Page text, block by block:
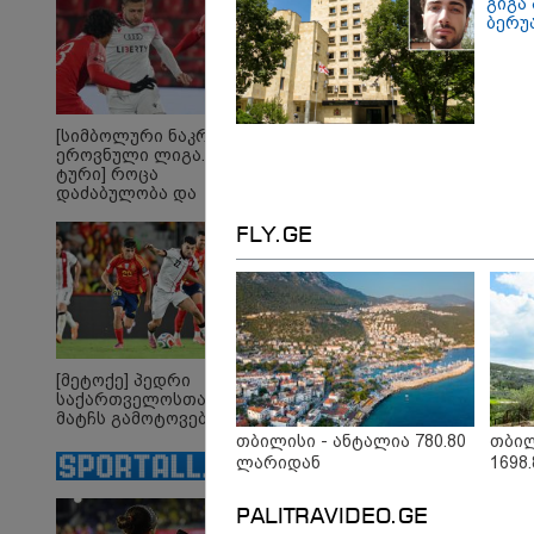
ქვეყანაა"!
[სიმბოლური ნაკრები.
ეროვნული ლიგა. XXX
ტური] როცა
დაძაბულობა და
არიან...
[მეტოქე] პედრი
საქართველოსთან
მატჩს გამოტოვებს
FLY.GE
თბილისი - ანტალია 780.80
ლარიდან
PALITRAVIDEO.GE